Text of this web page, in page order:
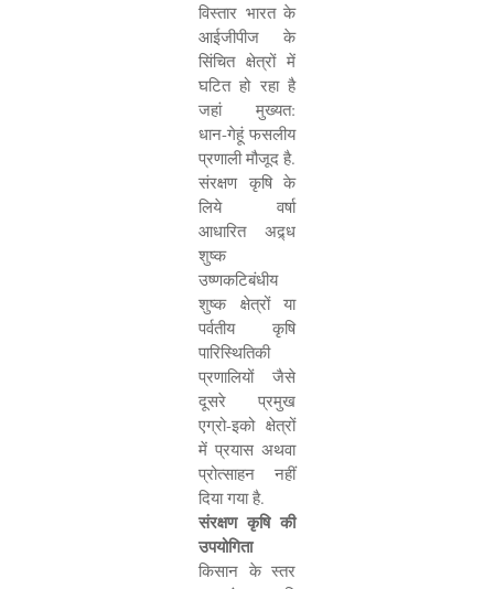
विस्तार भारत के
आईजीपीज के
सिंचित क्षेत्रों में
घटित हो रहा है
जहां मुख्यत:
धान-गेहूं फसलीय
प्रणाली मौजूद है.
संरक्षण कृषि के
लिये वर्षा
आधारित अद्र्ध
शुष्क
उष्णकटिबंधीय
शुष्क क्षेत्रों या
पर्वतीय कृषि
पारिस्थितिकी
प्रणालियों जैसे
दूसरे प्रमुख
एग्रो-इको क्षेत्रों
में प्रयास अथवा
प्रोत्साहन नहीं
दिया गया है.
संरक्षण कृषि की
उपयोगिता
किसान के स्तर